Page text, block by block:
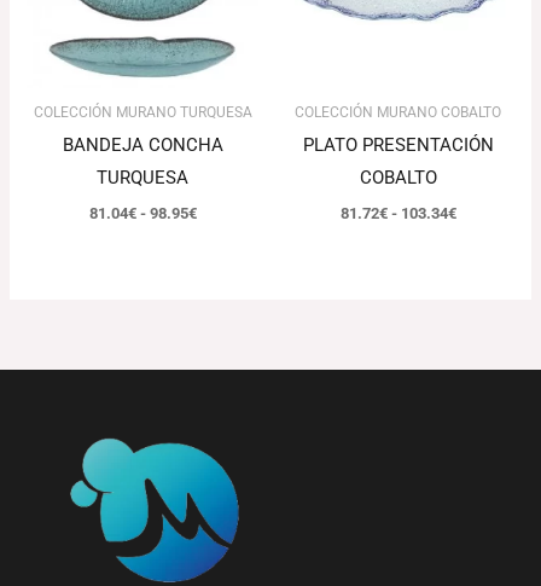
COLECCIÓN MURANO TURQUESA
BANDEJA CONCHA
TURQUESA
81.04€ - 98.95€
COLECCIÓN MURANO COBALTO
PLATO PRESENTACIÓN
COBALTO
81.72€ - 103.34€